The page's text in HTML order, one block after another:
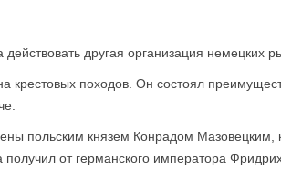
другая организация немецких
походов. Он состоял
польским князем Конрадом Мазовецким,
от германского императора